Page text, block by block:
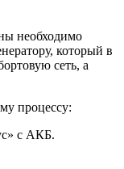
необходимо
который в
сеть, а
процессу:
с АКБ.